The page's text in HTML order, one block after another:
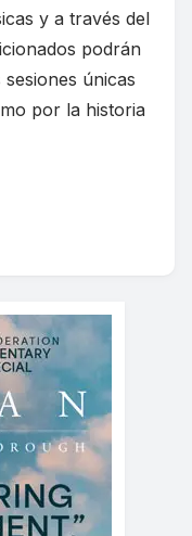
y a través del
podrán
únicas
por la historia